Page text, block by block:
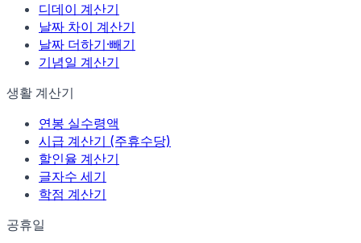
디데이 계산기
날짜 차이 계산기
날짜 더하기·빼기
기념일 계산기
생활 계산기
연봉 실수령액
시급 계산기 (주휴수당)
할인율 계산기
글자수 세기
학점 계산기
공휴일